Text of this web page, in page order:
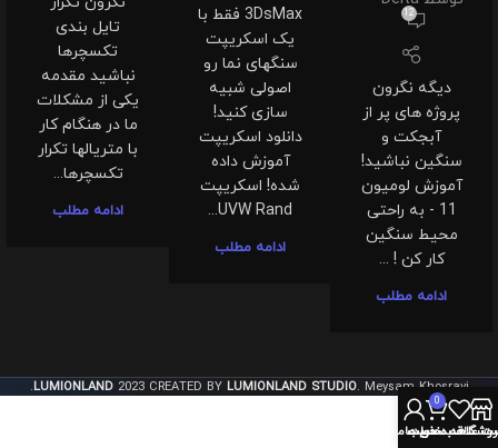
12
دیگه نگرون
پروژه های پر از
آبجکت و
سنگین نباشید!
آموزش لومیون
11 - به راحتی
محیط سنگین
کار کن ! ...
ادامه مطلب
3DsMax فقط با
یک اسکریپت
سنگهای نما رو
اصولی شبیه
سازی کنید!
دانلود اسکریپت
آموزش داده
شده! اسکریپت
UVW Rand...
ادامه مطلب
تایل بندی
تکسچرها
نباشید مقدمه
یکی از مشکلات
ما در هنگام کار
با متریالها تکرار
تکسچرها...
ادامه مطلب
LUMIONLAND 2023 CREATED BY LUMIONLAND STUDIO. Meysam Khosravi.
علاقه مندی ها
0
سبد خرید
حساب من